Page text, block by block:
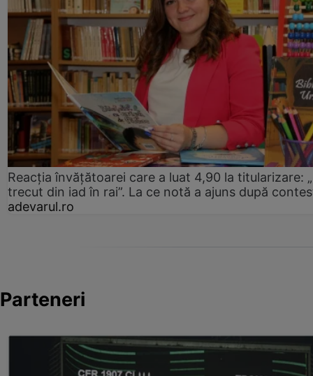
Reacția învățătoarei care a luat 4,90 la titularizare:
trecut din iad în rai”. La ce notă a ajuns după
adevarul.ro
Parteneri